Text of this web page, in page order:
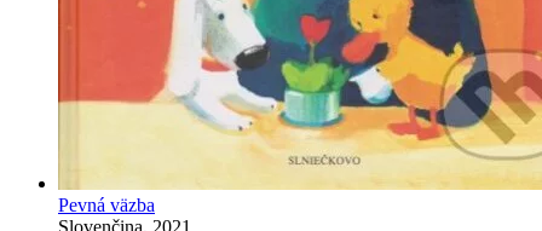
Pevná väzba
Slovenčina, 2021